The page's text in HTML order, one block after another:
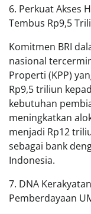
6. Perkuat Akses
Tembus Rp9,5
Komitmen BRI
nasional
Properti (KPP)
Rp9,5 triliun
kebutuhan
meningkatkan
menjadi Rp12
sebagai bank
Indonesia.
7. DNA
Pemberdayaan